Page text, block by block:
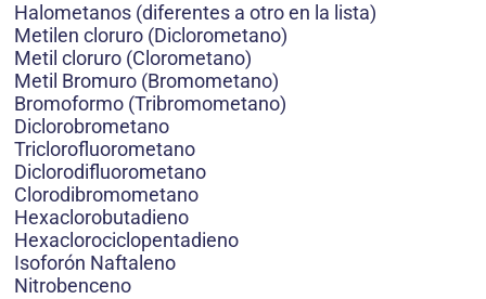
Halometanos (diferentes a otro en la lista)
Metilen cloruro (Diclorometano)
Metil cloruro (Clorometano)
Metil Bromuro (Bromometano)
Bromoformo (Tribromometano)
Diclorobrometano
Triclorofluorometano
Diclorodifluorometano
Clorodibromometano
Hexaclorobutadieno
Hexaclorociclopentadieno
Isoforón Naftaleno
Nitrobenceno